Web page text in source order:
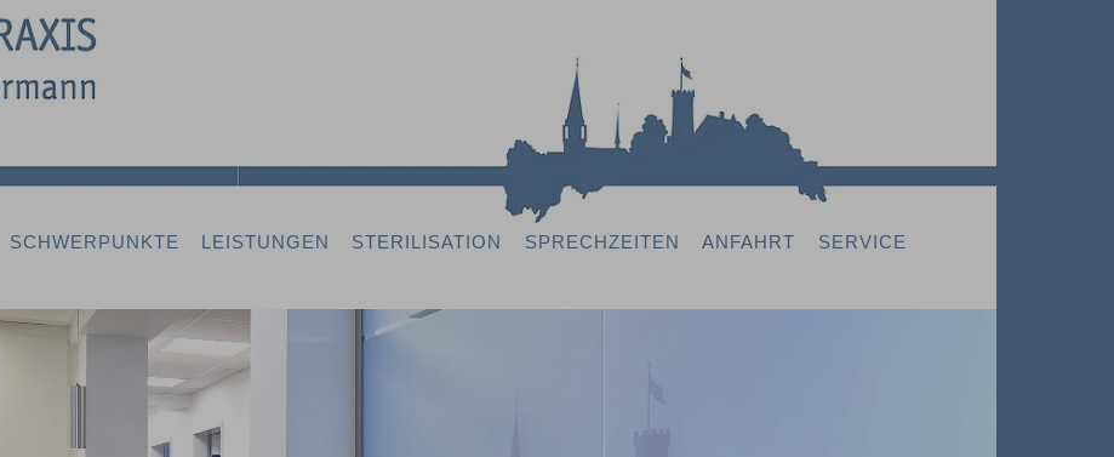
SCHWERPUNKTE LEISTUNGEN STERILISATION SPRECHZEITEN ANFAHRT SERVICE